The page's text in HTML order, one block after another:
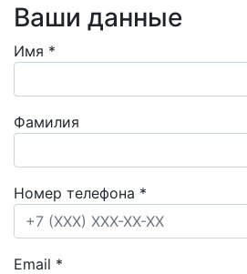
Ваши данные
Имя *
Фамилия
Номер телефона *
Email *